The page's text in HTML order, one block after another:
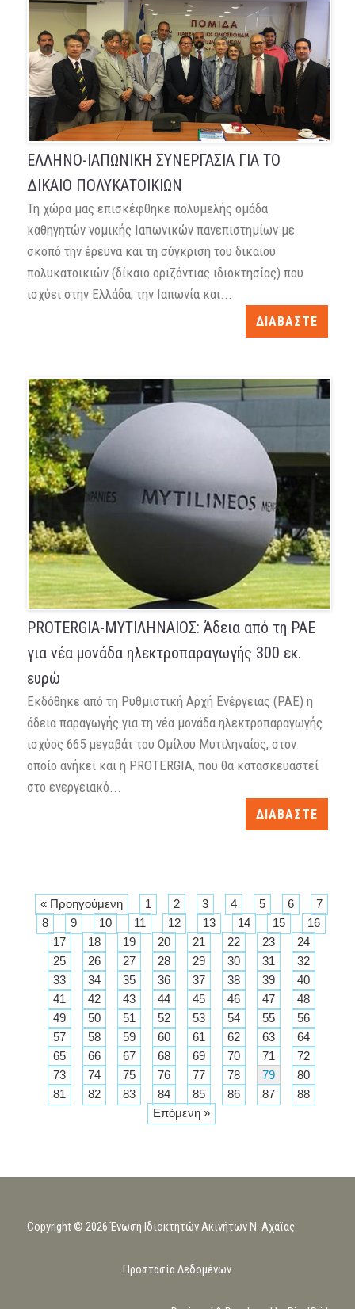
ΕΛΛΗΝΟ-ΙΑΠΩΝΙΚΗ ΣΥΝΕΡΓΑΣΙΑ ΓΙΑ ΤΟ
ΔΙΚΑΙΟ ΠΟΛΥΚΑΤΟΙΚΙΩΝ
Τη χώρα μας επισκέφθηκε πολυμελής ομάδα
καθηγητών νομικής Ιαπωνικών πανεπιστημίων με
σκοπό την έρευνα και τη σύγκριση του δικαίου
πολυκατοικιών (δίκαιο οριζόντιας ιδιοκτησίας) που
ισχύει στην Ελλάδα, την Ιαπωνία και...
ΔΙΑΒΑΣΤΕ
PROTERGIA-ΜΥΤΙΛΗΝΑΙΟΣ: Άδεια από τη ΡΑΕ
για νέα μονάδα ηλεκτροπαραγωγής 300 εκ.
ευρώ
Εκδόθηκε από τη Ρυθμιστική Αρχή Ενέργειας (ΡΑΕ) η
άδεια παραγωγής για τη νέα μονάδα ηλεκτροπαραγωγής
ισχύος 665 μεγαβάτ του Ομίλου Μυτιληναίος, στον
οποίο ανήκει και η PROTERGIA, που θα κατασκευαστεί
στο ενεργειακό...
ΔΙΑΒΑΣΤΕ
« Προηγούμενη 1 2 3 4 5 6
7
8
9 10 11 12 13 14 15
16
17
18 19 20 21 22 23
24
25
26 27 28 29 30 31
32
33
34 35 36 37 38 39
40
41
42 43 44 45 46 47
48
49
50 51 52 53 54 55
56
57
58 59 60 61 62 63
64
65
66 67 68 69 70 71
72
73
74 75 76 77 78 79
80
81
82 83 84 85 86 87
88
Επόμενη »
Copyright © 2026 Ένωση Ιδιοκτητών Ακινήτων Ν. Αχαϊας
Προστασία Δεδομένων